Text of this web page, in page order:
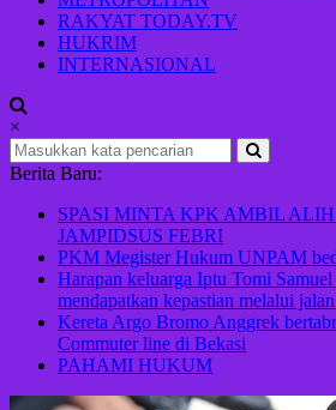
RAKYAT TODAY.TV
HUKRIM
INTERNASIONAL
×
Berita Baru:
SPASI MINTA KPK AMBIL
JAMPIDSUS FEBRI
PKM Megister Hukum UNPAM
Harapan keluarga Iptu Tomi
mendapatkan kepastian melalui
Kereta Argo Bromo Anggrek
Commuter line di Bekasi
PAHAMI HUKUM